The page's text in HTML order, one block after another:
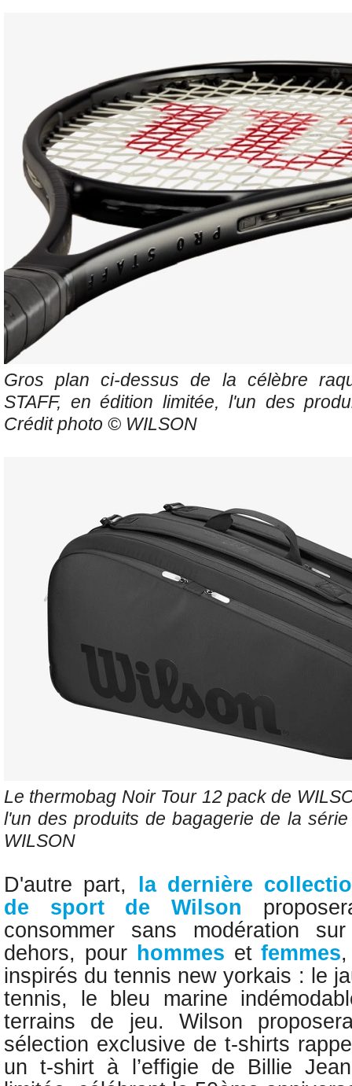
Gros plan ci-dessus de la célèbre
STAFF, en édition limitée, l'un des
Crédit photo © WILSON
Le thermobag Noir Tour 12 pack de
l'un des produits de bagagerie de la
WILSON
D'autre part, la dernière
de sport de Wilson
consommer sans modération
dehors, pour hommes etfemmes
inspirés du tennis new yorkais : le
tennis, le bleu marine
terrains de jeu. Wilson
sélection exclusive de t-shirts
un t-shirt à l’effigie de Billie